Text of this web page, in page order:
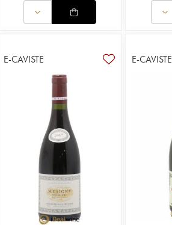
E-CAVISTE E-CAVISTE